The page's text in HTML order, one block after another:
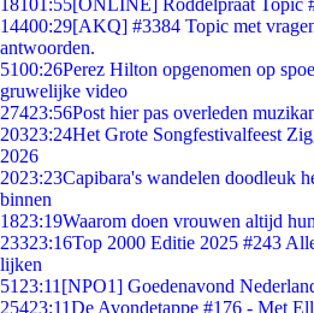
18101:55[ONLINE] Roddelpraat Topic
14400:29[AKQ] #3384 Topic met
antwoorden.
5100:26Perez Hilton opgenomen op
gruwelijke video
27423:56Post hier pas overleden
20323:24Het Grote Songfestivalfeest
2026
2023:23Capibara's wandelen doodleuk
binnen
1823:19Waarom doen vrouwen altijd
23323:16Top 2000 Editie 2025 #243
lijken
51 23:11 [NPO1] Goedenavond
25423:11De Avondetappe #176 - Met